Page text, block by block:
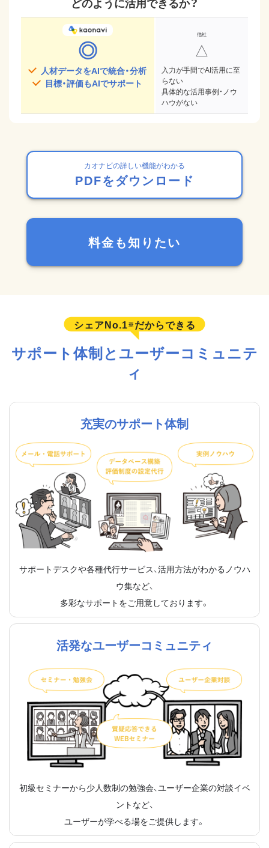
◎
人材データをAIで統合・分析
目標・評価もAIでサポート
△
入力が手間でAI活用に至
らない
具体的な活用事例・ノウ
ハウがない
カオナビの詳しい機能がわかる
PDFをダウンロード
料金も知りたい
シェアNo.1※ だからできる
サポート体制とユーザーコミュニテ
ィ
充実のサポート体制
サポートデスクや各種代行サービス、活用方法がわかるノウハ
ウ集など、
多彩なサポートをご用意しております。
活発なユーザーコミュニティ
初級セミナーから少人数制の勉強会、ユーザー企業の対談イベ
ントなど、
ユーザーが学べる場をご提供します。